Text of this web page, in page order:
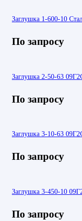
Заглушка 1-600-10
По запросу
Заглушка 2-50-63
По запросу
Заглушка 3-10-63
По запросу
Заглушка 3-450-10
По запросу